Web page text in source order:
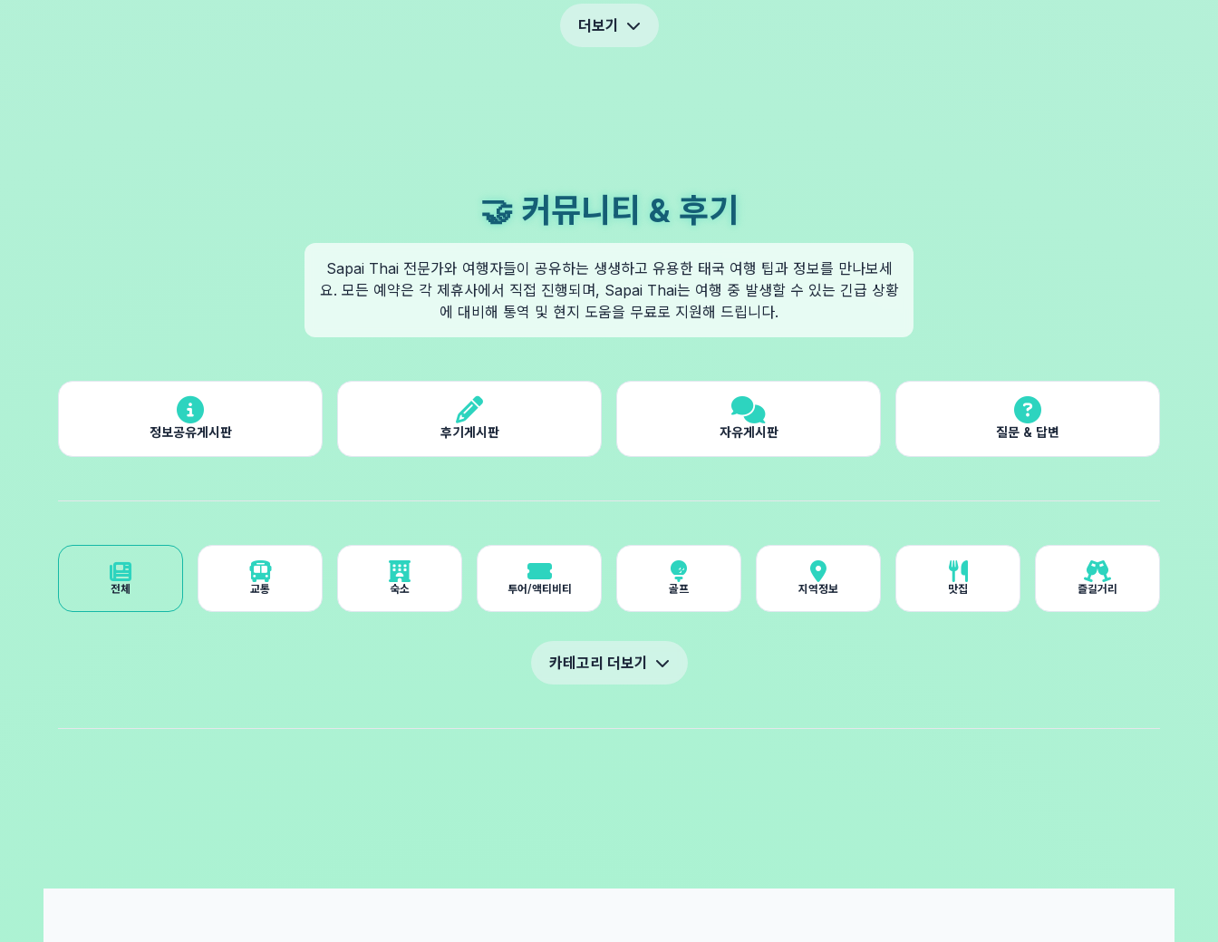
더보기
🤝 커뮤니티 & 후기
Sapai Thai 전문가와 여행자들이 공유하는 생생하고 유용한 태국 여행 팁과 정보를 만나보세
요. 모든 예약은 각 제휴사에서 직접 진행되며, Sapai Thai는 여행 중 발생할 수 있는 긴급 상황
에 대비해 통역 및 현지 도움을 무료로 지원해 드립니다.
정보공유게시판 후기게시판 자유게시판 질문 & 답변
전체 교통 숙소 투어/액티비티 골프 지역정보 맛집 즐길거리
카테고리 더보기